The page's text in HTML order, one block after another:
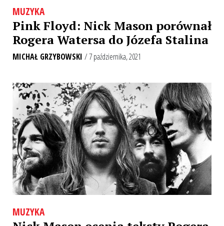
MUZYKA
Pink Floyd: Nick Mason porównał
Rogera Watersa do Józefa Stalina
MICHAŁ GRZYBOWSKI / 7 października, 2021
MUZYKA